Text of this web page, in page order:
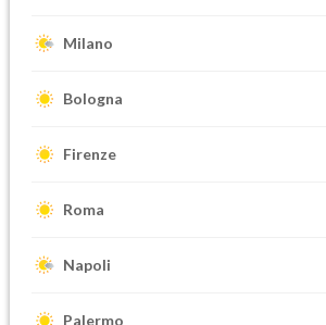
Milano
Bologna
Firenze
Roma
Napoli
Palermo